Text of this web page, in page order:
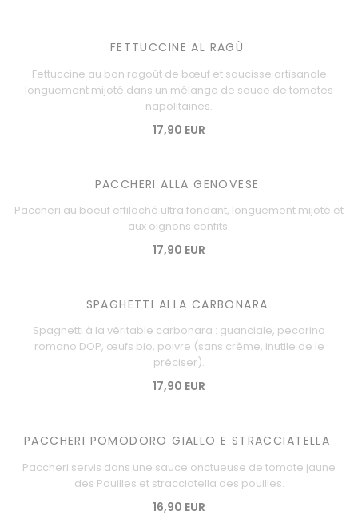
FETTUCCINE AL RAGÙ
Fettuccine au bon ragoût de bœuf et saucisse artisanale
longuement mijoté dans un mélange de sauce de tomates
napolitaines.
17,90 EUR
PACCHERI ALLA GENOVESE
Paccheri au boeuf effiloché ultra fondant, longuement mijoté et
aux oignons confits.
17,90 EUR
SPAGHETTI ALLA CARBONARA
Spaghetti à la véritable carbonara : guanciale, pecorino
romano DOP, œufs bio, poivre (sans crème, inutile de le
préciser).
17,90 EUR
PACCHERI POMODORO GIALLO E STRACCIATELLA
Paccheri servis dans une sauce onctueuse de tomate jaune
des Pouilles et stracciatella des pouilles.
16,90 EUR